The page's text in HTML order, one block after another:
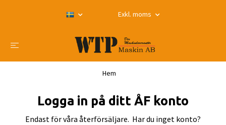
Exkl. moms
Hem
Logga in på ditt ÅF konto
Endast för våra återförsäljare. Har du inget konto?